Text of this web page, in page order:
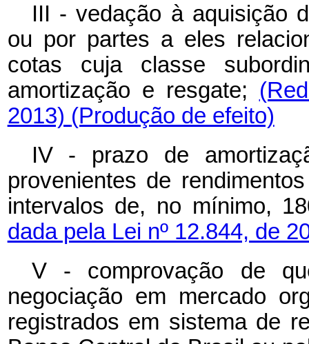
III - vedação à aquisição
ou por partes a eles
cotas cuja classe
amortização e resgate;
2013) (Produção de efeito)
IV - prazo de
provenientes de
intervalos de, no mínimo,
dada pela Lei nº 12.844, de
V - comprovação de
negociação em mercado
registrados em sistema de